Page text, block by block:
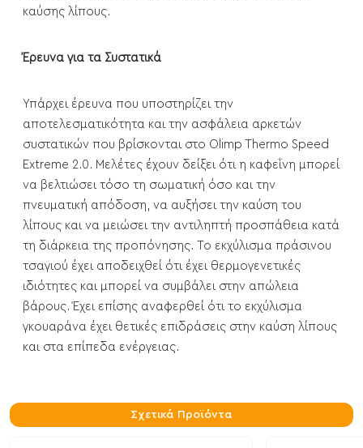
καύσης λίπους.
Έρευνα για τα Συστατικά
Υπάρχει έρευνα που υποστηρίζει την
αποτελεσματικότητα και την ασφάλεια αρκετών
συστατικών που βρίσκονται στο Olimp Thermo Speed
Extreme 2.0. Μελέτες έχουν δείξει ότι η καφεΐνη μπορεί
να βελτιώσει τόσο τη σωματική όσο και την
πνευματική απόδοση, να αυξήσει την καύση του
λίπους και να μειώσει την αντιληπτή προσπάθεια κατά
τη διάρκεια της προπόνησης. Το εκχύλισμα πράσινου
τσαγιού έχει αποδειχθεί ότι έχει θερμογενετικές
ιδιότητες και μπορεί να συμβάλει στην απώλεια
βάρους. Έχει επίσης αναφερθεί ότι το εκχύλισμα
γκουαράνα έχει θετικές επιδράσεις στην καύση λίπους
και στα επίπεδα ενέργειας.
Σχετικά Προϊόντα